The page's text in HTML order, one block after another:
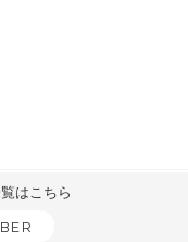
はこちら